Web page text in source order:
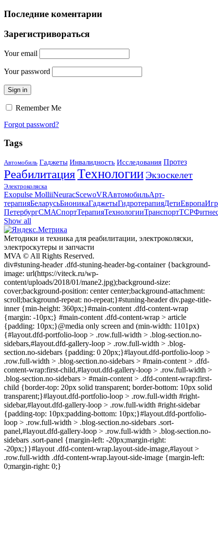
Последние коментарии
Зарегистривораться
Your email
Your password
Sign in
Remember Me
Forgot password?
Tags
Автомобиль Гаджеты Инвалидность Исследования Протез
РеабилитацияТехнологии Экзоскелет
Электроколяска
Exopulse MolliiNeuracScewoVRАвтомобильАрт-
терапияБеларусьБионикаГаджетыГидротерапияДетиЕвропа
ПетербургСМАСпортТерапияТехнологииТранспортТСР
Show all
Методики и техника для реабилитации, электроколяски,
электроскyтеры и запчасти
MVA © All Rights Reserved.
div#stuning-header .dfd-stuning-header-bg-container {background-
image: url(https://viteck.ru/wp-
content/uploads/2018/01/mane2.jpg);background-size:
cover;background-position: center center;background-attachment:
scroll;background-repeat: no-repeat;}#stuning-header div.page-title-
inner {min-height: 360px;}#main-content .dfd-content-wrap
{margin: -10px;} #main-content .dfd-content-wrap > article
{padding: 10px;}@media only screen and (min-width: 1101px)
{#layout.dfd-portfolio-loop > .row.full-width > .blog-section.no-
sidebars,#layout.dfd-gallery-loop > .row.full-width > .blog-
section.no-sidebars {padding: 0 20px;}#layout.dfd-portfolio-loop >
.row.full-width > .blog-section.no-sidebars > #main-content > .dfd-
content-wrap:first-child,#layout.dfd-gallery-loop > .row.full-width >
.blog-section.no-sidebars > #main-content > .dfd-content-wrap:first-
child {border-top: 20px solid transparent; border-bottom: 10px solid
transparent;}#layout.dfd-portfolio-loop > .row.full-width #right-
sidebar,#layout.dfd-gallery-loop > .row.full-width #right-sidebar
{padding-top: 10px;padding-bottom: 10px;}#layout.dfd-portfolio-
loop > .row.full-width > .blog-section.no-sidebars .sort-
panel,#layout.dfd-gallery-loop > .row.full-width > .blog-section.no-
sidebars .sort-panel {margin-left: -20px;margin-right:
-20px;}}#layout .dfd-content-wrap.layout-side-image,#layout >
.row.full-width .dfd-content-wrap.layout-side-image {margin-left:
0;margin-right: 0;}